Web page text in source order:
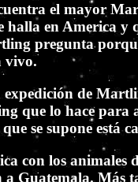
el mayor
halla en America
pregunta
vivo.
de
que lo hace para
se supone está
con los
Guatemala.